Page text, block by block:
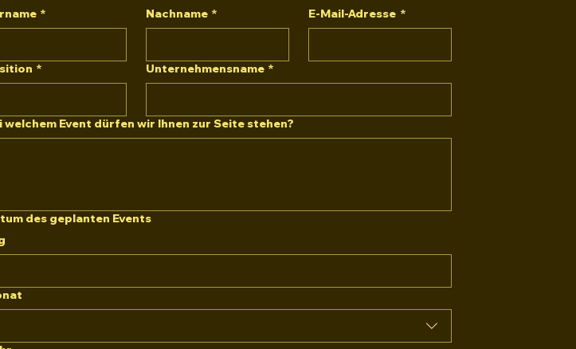
* Nachname * E-Mail-Adresse *
* Unternehmensname *
welchem Event dürfen wir Ihnen zur Seite stehen?
des geplanten Events